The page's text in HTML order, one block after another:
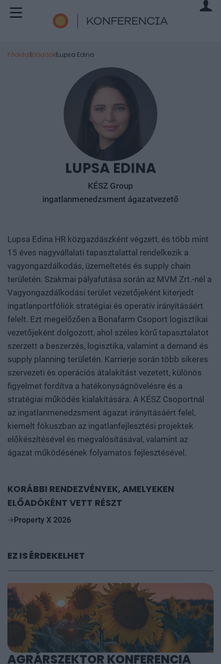
Főoldal|Előadók|Lupsa Edina
LUPSA EDINA
KÉSZ Group
ingatlanmenedzsment ágazatvezető
Lupsa Edina HR közgazdászként végzett, és több mint
15 éves nagyvállalati tapasztalattal rendelkezik a
vagyongazdálkodás, üzemeltetés és supply chain
területén. Szakmai pályafutása során az MVM Zrt.-nél a
Vagyongazdálkodási terület vezetőjeként kiterjedt
ingatlanportfóliók stratégiai és operatív irányításáért
felelt. Ezt megelőzően a Bonafarm Csoport logisztikai
vezetőjeként dolgozott, ahol széles körű tapasztalatot
szerzett a beszerzés, logisztika, valamint a demand és
supply planning területén. Karrierje során több sikeres
szervezeti és operációs átalakítást vezetett, különös
figyelmet fordítva a hatékonyságnövelésre és a
stratégiai működés kialakítására. A KÉSZ Csoportnál
az ingatlanmenedzsment ágazat irányításáért felel,
kiemelt fókuszban az ingatlanfejlesztési projektek
előkészítésével és megvalósításával, valamint az
ágazat működésének folyamatos fejlesztésével.
KORÁBBI RENDEZVÉNYEK, AMELYEKEN
ELŐADÓKÉNT VETT RÉSZT
Property X 2026
EZ IS ÉRDEKELHET
AGRÁRSZEKTOR KONFERENCIA